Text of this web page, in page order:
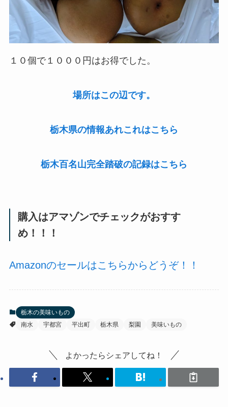
１０個で１０００円はお得でした。
場所はこの辺です。
栃木県の情報あれこれはこちら
栃木百名山完全踏破の記録はこちら
購入はアマゾンでチェックがおすす
め！！！
Amazonのセールはこちらからどうぞ！！
栃木の美味いもの
南水
宇都宮 平出町 栃木県 梨園 美味いもの
よかったらシェアしてね！